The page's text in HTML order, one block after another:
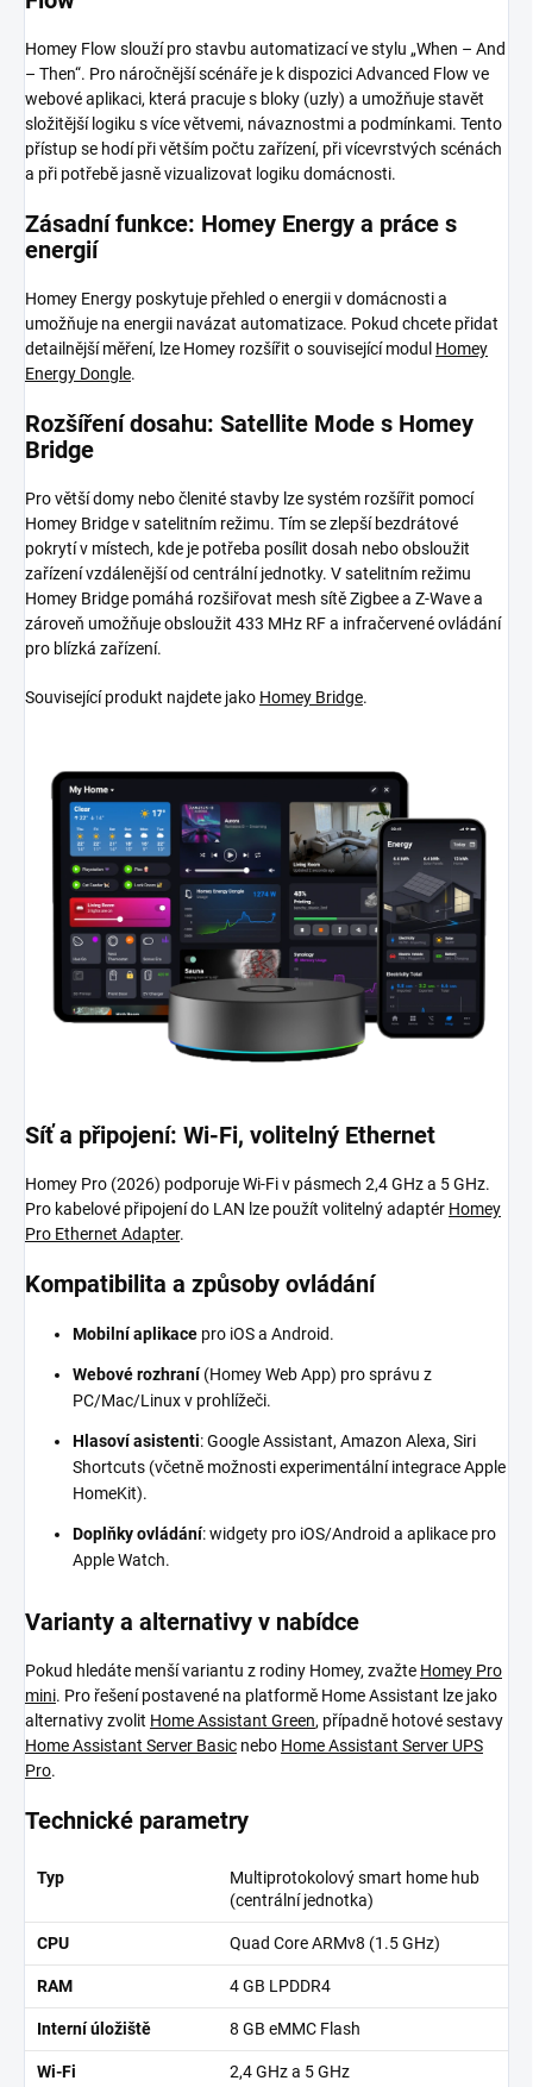
Homey Flow slouží pro stavbu automatizací ve stylu „When – And
– Then“. Pro náročnější scénáře je k dispozici Advanced Flow ve
webové aplikaci, která pracuje s bloky (uzly) a umožňuje stavět
složitější logiku s více větvemi, návaznostmi a podmínkami. Tento
přístup se hodí při větším počtu zařízení, při vícevrstvých scénách
a při potřebě jasně vizualizovat logiku domácnosti.
Zásadní funkce: Homey Energy a práce s
energií
Homey Energy poskytuje přehled o energii v domácnosti a
umožňuje na energii navázat automatizace. Pokud chcete přidat
detailnější měření, lze Homey rozšířit o související modul Homey
Energy Dongle.
Rozšíření dosahu: Satellite Mode s Homey
Bridge
Pro větší domy nebo členité stavby lze systém rozšířit pomocí
Homey Bridge v satelitním režimu. Tím se zlepší bezdrátové
pokrytí v místech, kde je potřeba posílit dosah nebo obsloužit
zařízení vzdálenější od centrální jednotky. V satelitním režimu
Homey Bridge pomáhá rozšiřovat mesh sítě Zigbee a Z-Wave a
zároveň umožňuje obsloužit 433 MHz RF a infračervené ovládání
pro blízká zařízení.
Související produkt najdete jako Homey Bridge.
Síť a připojení: Wi-Fi, volitelný Ethernet
Homey Pro (2026) podporuje Wi-Fi v pásmech 2,4 GHz a 5 GHz.
Pro kabelové připojení do LAN lze použít volitelný adaptér Homey
Pro Ethernet Adapter.
Kompatibilita a způsoby ovládání
Mobilní aplikace pro iOS a Android.
Webové rozhraní(Homey Web App) pro správu z
PC/Mac/Linux v prohlížeči.
Hlasoví asistenti: Google Assistant, Amazon Alexa, Siri
Shortcuts (včetně možnosti experimentální integrace Apple
HomeKit).
Doplňky ovládání: widgety pro iOS/Android a aplikace pro
Apple Watch.
Varianty a alternativy v nabídce
Pokud hledáte menší variantu z rodiny Homey, zvažte Homey Pro
mini. Pro řešení postavené na platformě Home Assistant lze jako
alternativy zvolit Home Assistant Green, případně hotové sestavy
Home Assistant Server Basic nebo Home Assistant Server UPS
Pro.
Technické parametry
Typ
Multiprotokolový smart home hub
(centrální jednotka)
CPU Quad Core ARMv8 (1.5 GHz)
RAM 4 GB LPDDR4
Interní úložiště 8 GB eMMC Flash
Wi-Fi 2,4 GHz a 5 GHz